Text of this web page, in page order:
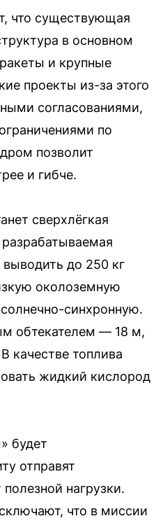
что существующая
в основном
и крупные
проекты из-за этого
согласованиями,
по
позволит
и гибче.
сверхлёгкая
до 250 кг
околоземную
синхронную.
обтекателем — 18 м,
качестве топлива
жидкий кислород
будет
отправят
нагрузки.
что в миссии